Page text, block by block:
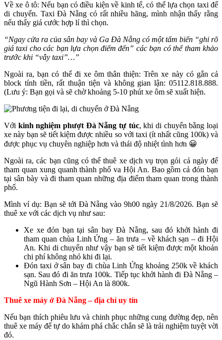
Về xe ô tô: Nếu bạn có điều kiện về kinh tế, có thể lựa chọn taxi để
di chuyển. Taxi Đà Nẵng có rất nhiều hãng, mình nhận thấy rằng
nếu thấy giá cước hợp lí thì chọn.
“Ngay cửa ra của sân bay và Ga Đà Nẵng có một tấm biển “ghi rõ
giá taxi cho các bạn lựa chọn điểm đến” các bạn có thể tham khảo
trước khi “vẫy taxi”…”
Ngoài ra, bạn có thể đi xe ôm thân thiện: Trên xe này có gắn cả
block tính tiền, rất thuận tiện và không gian lận: 05112.818.888.
(Lưu ý: Bạn gọi và sẽ chờ khoảng 5-10 phút xe ôm sẽ xuất hiện.
Với kinh nghiệm phượt Đà Nẵng tự túc, khi di chuyển bằng loại
xe này bạn sẽ tiết kiệm được nhiều so với taxi (ít nhất cũng 100k) và
được phục vụ chuyên nghiệp hơn và thái độ nhiệt tình hơn 😀
Ngoài ra, các bạn cũng có thể thuê xe dịch vụ trọn gói cả ngày để
tham quan xung quanh thành phố va Hội An. Bao gồm cả đón bạn
tại sân bày và đi tham quan những địa điểm tham quan trong thành
phố.
Mình ví dụ: Bạn sẽ tới Đà Nẵng vào 9h00 ngày 21/8/2026. Bạn sẽ
thuê xe với các dịch vụ như sau:
Xe xe đón bạn tại sân bay Đà Nẵng, sau đó khởi hành đi
tham quan chùa Linh Ứng – ăn trưa – về khách sạn – đi Hội
An. Khi di chuyển như vậy bạn sẽ tiết kiệm được một khoản
chi phí không nhỏ khi đi lại.
Đón taxi ở sân bay đi chùa Linh Ứng khoảng 250k về khách
sạn. Sau đó đi ăn trưa 100k. Tiếp tục khởi hành đi Đà Nẵng –
Ngũ Hành Sơn – Hội An là 800k.
Thuê xe máy ở Đà Nẵng – địa chỉ uy tín
Nếu bạn thích phiêu lưu và chinh phục những cung đường đẹp, nên
thuê xe máy để tự do khám phá chắc chắn sẽ là trải nghiệm tuyệt vời
đó.